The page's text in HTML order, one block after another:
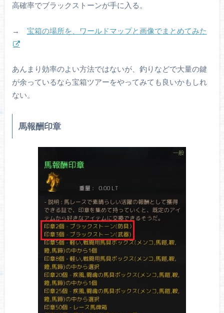
高確率でブラックストーンが手に入る。
→ 宝箱の場所を、ワールドマップと画像でまとめてみた
あんまり効率のよい方法ではないが、釣りなどで大量の鍵
が余っているなら宝箱ツアーをやってみても良いかもしれ
ない。
馬報酬印章